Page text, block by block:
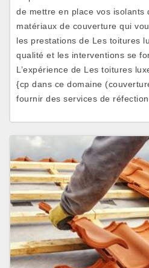
de mettre en place vos isolants
matériaux de couverture qui
les prestations de Les toitures
qualité et les interventions se
L’expérience de Les toitures
{cp dans ce domaine
fournir des services de